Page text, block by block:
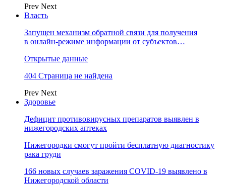
Prev Next
Власть
Запущен механизм обратной связи для получения
в онлайн-режиме информации от субъектов…
Открытые данные
404 Страница не найдена
Prev Next
Здоровье
Дефицит противовирусных препаратов выявлен в
нижегородских аптеках
Нижегородки смогут пройти бесплатную диагностику
рака груди
166 новых случаев заражения COVID-19 выявлено в
Нижегородской области